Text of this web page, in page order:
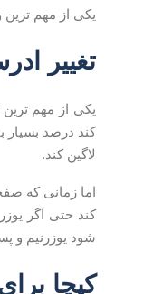
یکی از مهم
تغییر
یکی از مهم
کند درصد بسیار
لاگین کند.
اما زمانی که
کند حتی اگر
شود یوزرنیم و
کپچا